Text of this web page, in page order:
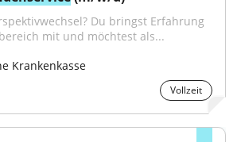
Du bringst Erfahrung
mit und möchtest als...
Krankenkasse
Vollzeit